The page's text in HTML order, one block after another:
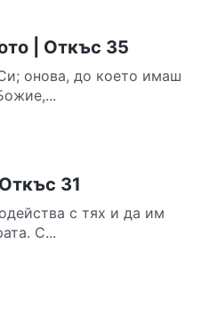
| Откъс 35
онова, до което имаш
31
с тях и да им
С...